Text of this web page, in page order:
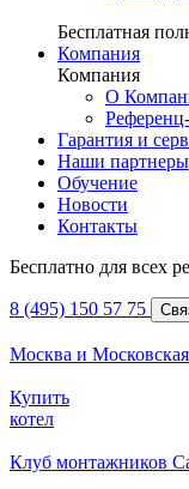
Бесплатная
Компания
Компания
О
Гарантия и
Наши партнеры
Обучение
Новости
Контакты
Бесплатно для всех
8 (495) 150 57 75
Москва и Московская
Купить
котел
Клуб монтажников